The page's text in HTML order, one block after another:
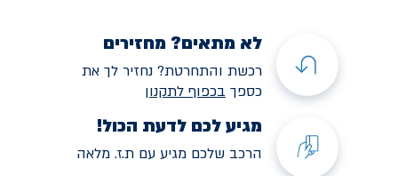
לא מתאים? מחזירים
רכשת והתחרטת? נחזיר לך את
כספך בכפוף לתקנון
מגיע לכם לדעת הכול!
הרכב שלכם מגיע עם ת.ז. מלאה